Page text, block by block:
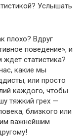
Услышать
плохо? Вдруг
поведение», и
статиcтика?
какие мы
или просто
каждого, чтобы
тяжкий грех —
близкого или
важнейшим